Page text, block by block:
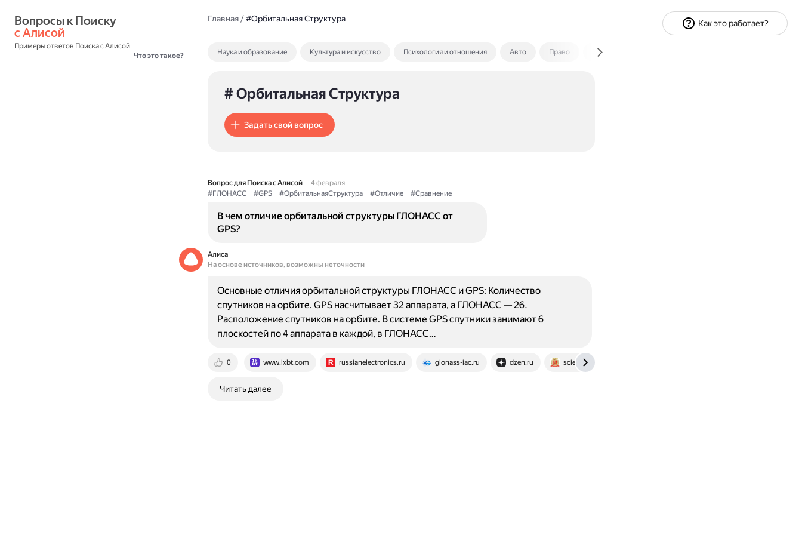
с Алисой
Примеры ответов Поиска с Алисой
Что это такое?
Главная/#Орбитальная Структура
Наука и образование Культура и искусство Психология и отношения Авто Право Экономика и финансы
# Орбитальная Структура
Задать свой вопрос
Вопрос для Поиска с Алисой
4 февраля
#ГЛОНАСС
#GPS #ОрбитальнаяСтруктура #Отличие #Сравнение
В чем отличие орбитальной структуры ГЛОНАСС от
GPS?
Алиса
На основе источников, возможны неточности
0 www.ixbt.com russianelectronics.ru glonass-iac.ru dzen.ru scienceforum.ru
Основные отличия орбитальной структуры ГЛОНАСС и GPS: Количество
спутников на орбите. GPS насчитывает 32 аппарата, а ГЛОНАСС — 26.
Расположение спутников на орбите. В системе GPS спутники занимают 6
плоскостей по 4 аппарата в каждой, в ГЛОНАСС…
Читать далее
Как это работает?